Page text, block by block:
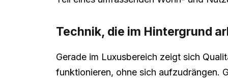
Technik, die im Hintergrund
Gerade im Luxusbereich zeigt sich
funktionieren, ohne sich aufzudrängen.